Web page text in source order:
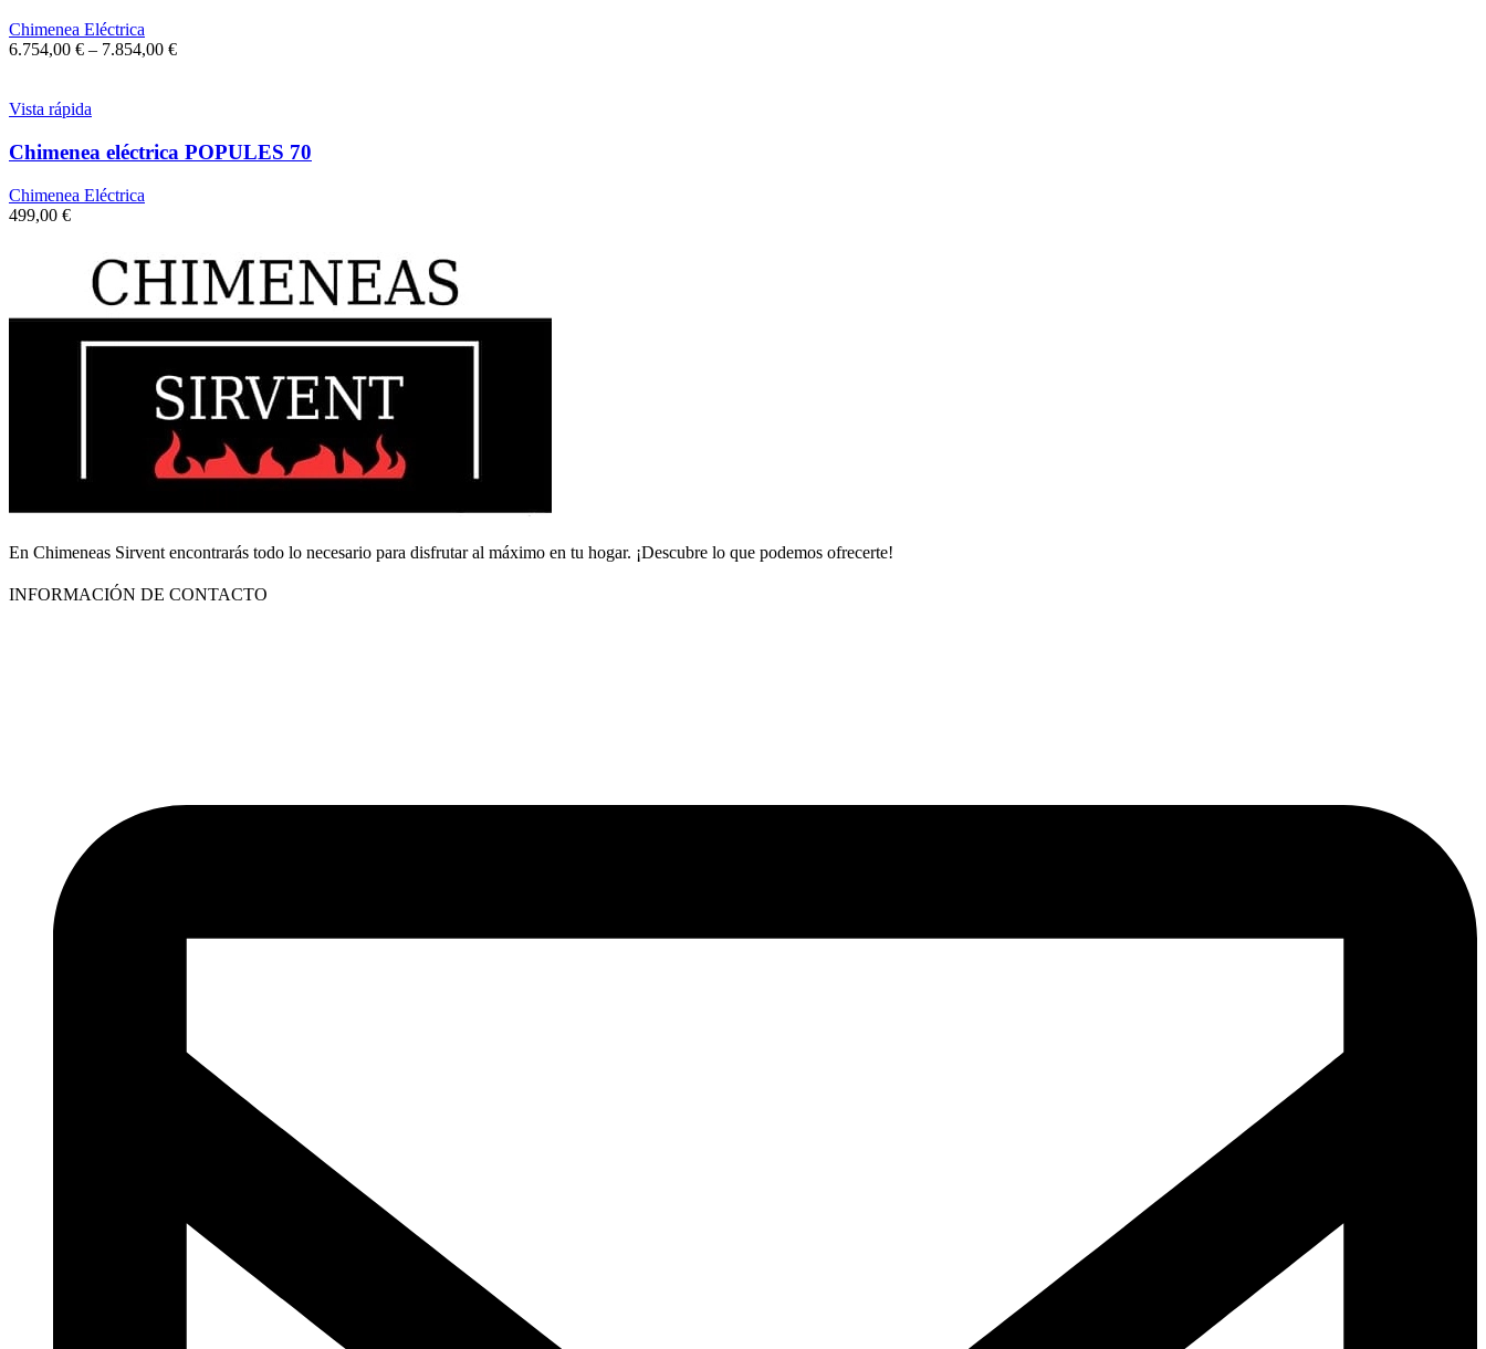
Chimenea Eléctrica
6.754,00 € – 7.854,00 €
Vista rápida
Chimenea eléctrica POPULES 70
Chimenea Eléctrica
499,00 €
En Chimeneas Sirvent encontrarás todo lo necesario para disfrutar al máximo en tu hogar. ¡Descubre lo que podemos ofrecerte!
INFORMACIÓN DE CONTACTO